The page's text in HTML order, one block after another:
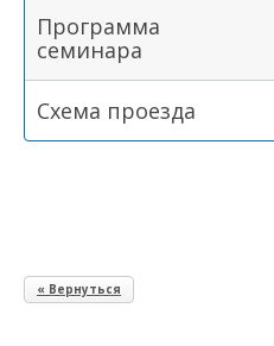
Программа
семинара
Схема проезда
« Вернуться